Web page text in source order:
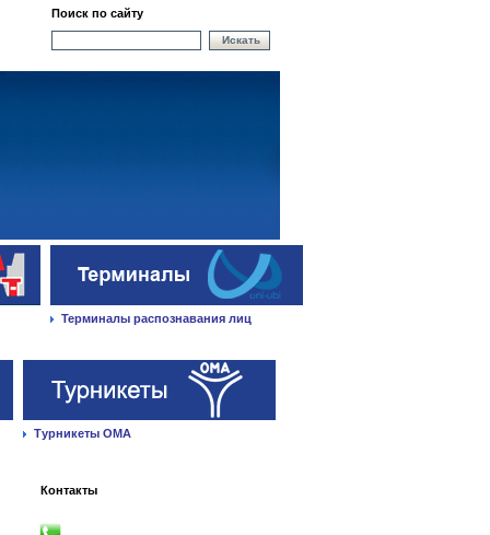
Поиск по сайту
Искать
Терминалы распознавания лиц
Турникеты ОМА
Контакты